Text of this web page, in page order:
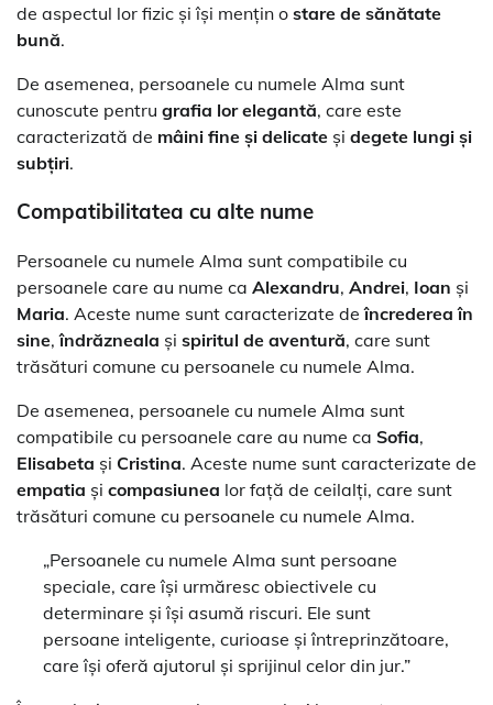
de aspectul lor fizic și își mențin o stare de sănătate
bună.
De asemenea, persoanele cu numele Alma sunt
cunoscute pentru grafia lor elegantă, care este
caracterizată de mâini fine și delicate și degete lungi și
subțiri.
Compatibilitatea cu alte nume
Persoanele cu numele Alma sunt compatibile cu
persoanele care au nume ca Alexandru, Andrei, Ioan și
Maria. Aceste nume sunt caracterizate deîncrederea în
sine,îndrăzneala și spiritul de aventură, care sunt
trăsături comune cu persoanele cu numele Alma.
De asemenea, persoanele cu numele Alma sunt
compatibile cu persoanele care au nume ca Sofia,
Elisabeta și Cristina. Aceste nume sunt caracterizate de
empatia și compasiunea lor față de ceilalți, care sunt
trăsături comune cu persoanele cu numele Alma.
„Persoanele cu numele Alma sunt persoane
speciale, care își urmăresc obiectivele cu
determinare și își asumă riscuri. Ele sunt
persoane inteligente, curioase și întreprinzătoare,
care își oferă ajutorul și sprijinul celor din jur.”